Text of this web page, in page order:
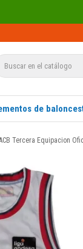
de
Tercera Equipacion